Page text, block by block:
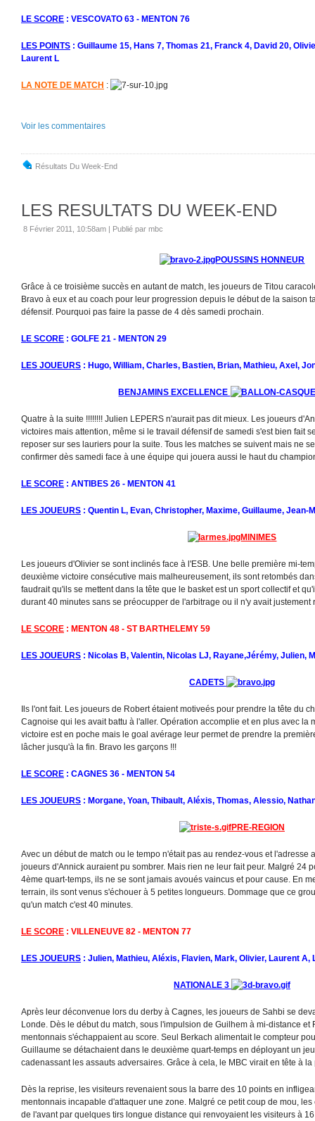
LE SCORE : VESCOVATO 63 - MENTON 76
LES POINTS : Guillaume 15, Hans 7, Thomas 21, Franck 4, David 20,
Laurent L
LA NOTE DE MATCH :
Voir les commentaires
Résultats Du Week-End
LES RESULTATS DU WEEK-END
8 Février 2011, 10:58am | Publié par mbc
POUSSINS HONNEUR
Grâce à ce troisième succès en autant de match, les joueurs de Titou
Bravo à eux et au coach pour leur progression depuis le début de la saison
défensif. Pourquoi pas faire la passe de 4 dès samedi prochain.
LE SCORE : GOLFE 21 - MENTON 29
LES JOUEURS : Hugo, William, Charles, Bastien, Brian, Mathieu, Axel,
BENJAMINS EXCELLENCE
Quatre à la suite !!!!!!!! Julien LEPERS n'aurait pas dit mieux. Les joueurs
victoires mais attention, même si le travail défensif de samedi s'est bien fait
reposer sur ses lauriers pour la suite. Tous les matches se suivent mais ne
confirmer dès samedi face à une équipe qui jouera aussi le haut du
LE SCORE : ANTIBES 26 - MENTON 41
LES JOUEURS : Quentin L, Evan, Christopher, Maxime, Guillaume, Jean-
MINIMES
Les joueurs d'Olivier se sont inclinés face à l'ESB. Une belle première mi-
deuxième victoire consécutive mais malheureusement, ils sont retombés
faudrait qu'ils se mettent dans la tête que le basket est un sport collectif et
durant 40 minutes sans se préocupper de l'arbitrage ou il n'y avait justement
LE SCORE : MENTON 48 - ST BARTHELEMY 59
LES JOUEURS : Nicolas B, Valentin, Nicolas LJ, Rayane,Jérémy, Julien,
CADETS
Ils l'ont fait. Les joueurs de Robert étaient motiveés pour prendre la tête du
Cagnoise qui les avait battu à l'aller. Opération accomplie et en plus avec la
victoire est en poche mais le goal avérage leur permet de prendre la
lâcher jusqu'à la fin. Bravo les garçons !!!
LE SCORE : CAGNES 36 - MENTON 54
LES JOUEURS : Morgane, Yoan, Thibault, Aléxis, Thomas, Alessio,
PRE-REGION
Avec un début de match ou le tempo n'était pas au rendez-vous et l'adresse
joueurs d'Annick auraient pu sombrer. Mais rien ne leur fait peur. Malgré 24
4ème quart-temps, ils ne se sont jamais avoués vaincus et pour cause. En
terrain, ils sont venus s'échouer à 5 petites longueurs. Dommage que ce
qu'un match c'est 40 minutes.
LE SCORE : VILLENEUVE 82 - MENTON 77
LES JOUEURS : Julien, Mathieu, Aléxis, Flavien, Mark, Olivier, Laurent A,
NATIONALE 3
Après leur déconvenue lors du derby à Cagnes, les joueurs de Sahbi se
Londe. Dès le début du match, sous l'impulsion de Guilhem à mi-distance et
mentonnais s'échappaient au score. Seul Berkach alimentait le compteur
Guillaume se détachaient dans le deuxième quart-temps en déployant un
cadenassant les assauts adversaires. Grâce à cela, le MBC virait en tête à
Dès la reprise, les visiteurs revenaient sous la barre des 10 points en
mentonnais incapable d'attaquer une zone. Malgré ce petit coup de mou,
de l'avant par quelques tirs longue distance qui renvoyaient les visiteurs à